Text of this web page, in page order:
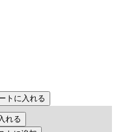
トに入れる
れる